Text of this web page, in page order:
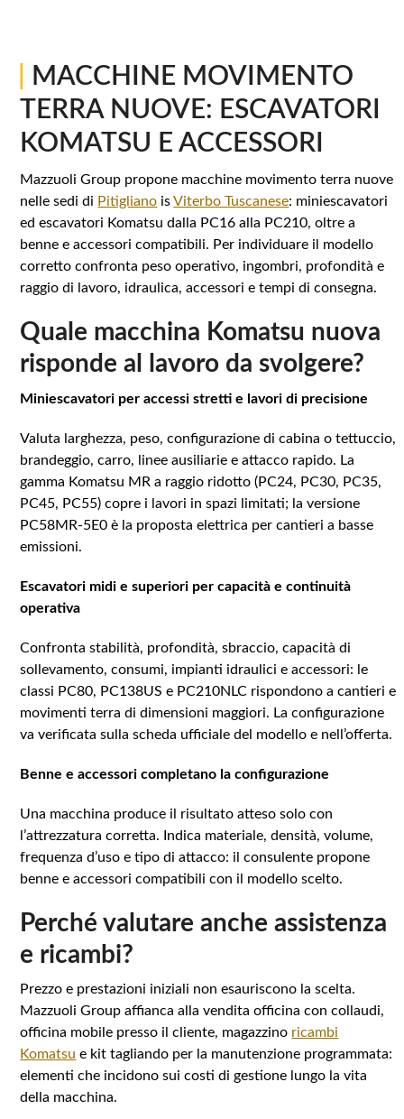
MACCHINE MOVIMENTO
TERRA NUOVE: ESCAVATORI
KOMATSU E ACCESSORI
Mazzuoli Group propone macchine movimento terra nuove
nelle sedi di Pitigliano isViterbo Tuscanese: miniescavatori
ed escavatori Komatsu dalla PC16 alla PC210, oltre a
benne e accessori compatibili. Per individuare il modello
corretto confronta peso operativo, ingombri, profondità e
raggio di lavoro, idraulica, accessori e tempi di consegna.
Quale macchina Komatsu nuova
risponde al lavoro da svolgere?
Miniescavatori per accessi stretti e lavori di precisione
Valuta larghezza, peso, configurazione di cabina o tettuccio,
brandeggio, carro, linee ausiliarie e attacco rapido. La
gamma Komatsu MR a raggio ridotto (PC24, PC30, PC35,
PC45, PC55) copre i lavori in spazi limitati; la versione
PC58MR-5E0 è la proposta elettrica per cantieri a basse
emissioni.
Escavatori midi e superiori per capacità e continuità
operativa
Confronta stabilità, profondità, sbraccio, capacità di
sollevamento, consumi, impianti idraulici e accessori: le
classi PC80, PC138US e PC210NLC rispondono a cantieri e
movimenti terra di dimensioni maggiori. La configurazione
va verificata sulla scheda ufficiale del modello e nell’offerta.
Benne e accessori completano la configurazione
Una macchina produce il risultato atteso solo con
l’attrezzatura corretta. Indica materiale, densità, volume,
frequenza d’uso e tipo di attacco: il consulente propone
benne e accessori compatibili con il modello scelto.
Perché valutare anche assistenza
e ricambi?
Prezzo e prestazioni iniziali non esauriscono la scelta.
Mazzuoli Group affianca alla vendita officina con collaudi,
officina mobile presso il cliente, magazzino ricambi
Komatsu e kit tagliando per la manutenzione programmata:
elementi che incidono sui costi di gestione lungo la vita
della macchina.